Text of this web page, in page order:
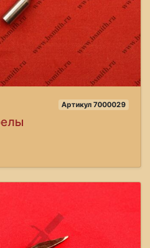
Артикул 7000029